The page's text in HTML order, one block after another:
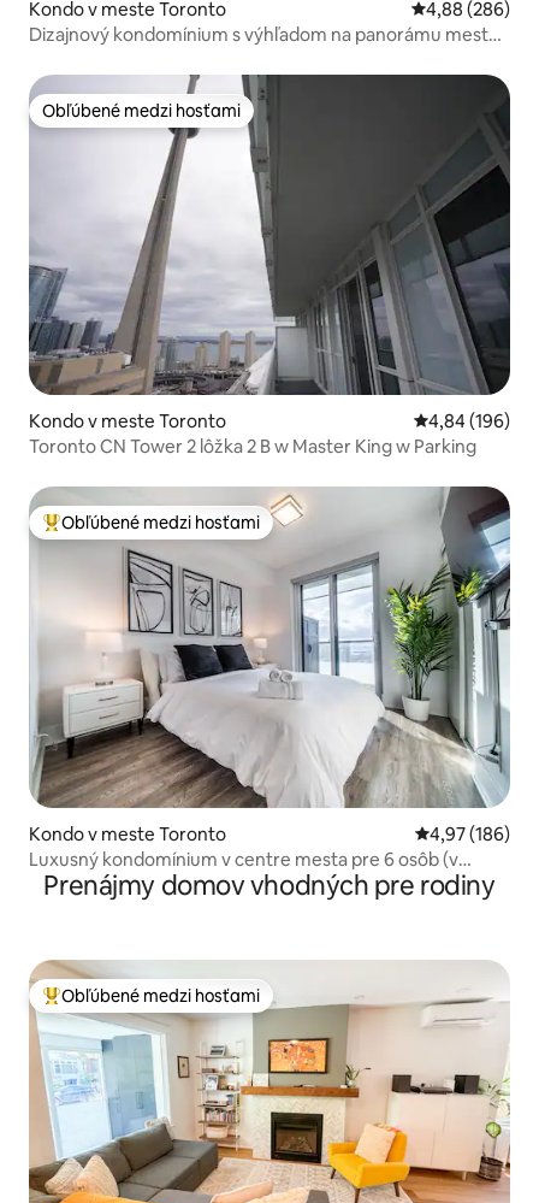
Kondo v meste Toronto Priemerné
4,88 (286)
Dizajnový kondomínium s výhľadom na panorámu mesta
Obľúbené medzi hosťami
Obľúbené medzi hosťami
Kondo v meste Toronto Priemerné
4,84 (196)
Toronto CN Tower 2 lôžka 2 B w Master King w Parking
Najobľúbenejšie medzi hosťami
Obľúbené medzi hosťami
Kondo v meste Toronto Priemerné
4,97 (186)
Luxusný kondomínium v centre mesta pre 6 osôb (v
blízkosti CN Tower)
Prenájmy domov vhodných pre rodiny
Najobľúbenejšie medzi hosťami
Obľúbené medzi hosťami